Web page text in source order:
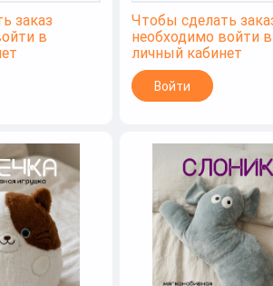
заказ
в
Чтобы сделать
необходимо войти в
личный кабинет
Войти